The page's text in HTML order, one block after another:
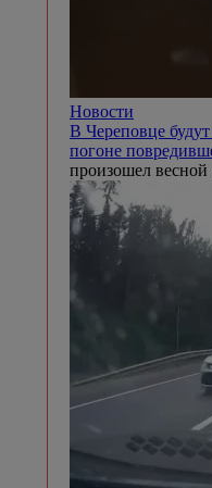
Новости
В Череповце
погоне
произошел